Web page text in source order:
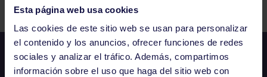
Esta página web usa cookies
Las cookies de este sitio web se usan para personalizar
el contenido y los anuncios, ofrecer funciones de redes
sociales y analizar el tráfico. Además, compartimos
información sobre el uso que haga del sitio web con